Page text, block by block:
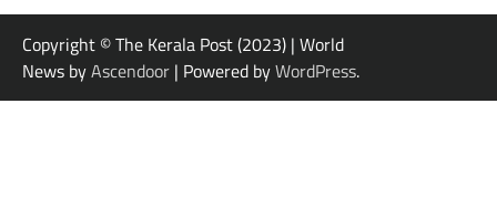
Copyright © The Kerala Post (2023) | World
News byAscendoor | Powered byWordPress.